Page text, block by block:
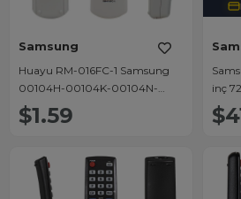
Samsung
Huayu RM-016FC-1 Samsung
00104H-00104K-00104N-
00104M-10095U-10107N Lcd
Led Tv Kumanda
$1.59
inç